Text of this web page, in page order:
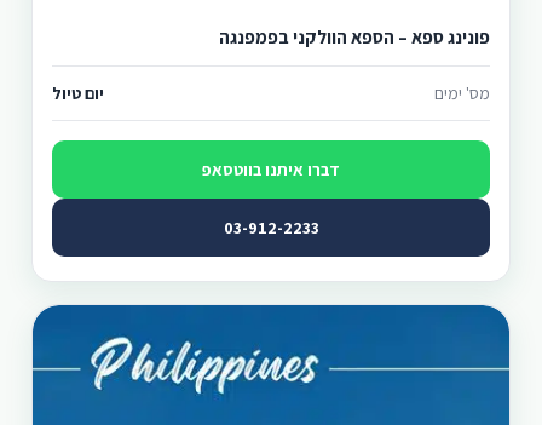
פונינג ספא – הספא הוולקני בפמפנגה
מס' ימים יום טיול
דברו איתנו בווטסאפ
03-912-2233